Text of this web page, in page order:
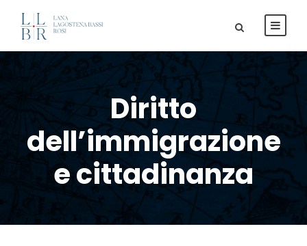
Diritto
dell’immigrazione
e cittadinanza